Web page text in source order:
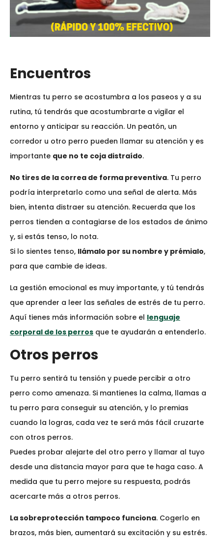
Encuentros
Mientras tu perro se acostumbra a los paseos y a su
rutina, tú tendrás que acostumbrarte a vigilar el
entorno y anticipar su reacción. Un peatón, un
corredor u otro perro pueden llamar su atención y es
importante que no te coja distraído.
No tires de la correa de forma preventiva. Tu perro
podría interpretarlo como una señal de alerta. Más
bien, intenta distraer su atención. Recuerda que los
perros tienden a contagiarse de los estados de ánimo
y, si estás tenso, lo nota.
Si lo sientes tenso, llámalo por su nombre y prémialo,
para que cambie de ideas.
La gestión emocional es muy importante, y tú tendrás
que aprender a leer las señales de estrés de tu perro.
Aquí tienes más información sobre el lenguaje
corporal de los perros que te ayudarán a entenderlo.
Otros perros
Tu perro sentirá tu tensión y puede percibir a otro
perro como amenaza. Si mantienes la calma, llamas a
tu perro para conseguir su atención, y lo premias
cuando la logras, cada vez te será más fácil cruzarte
con otros perros.
Puedes probar alejarte del otro perro y llamar al tuyo
desde una distancia mayor para que te haga caso. A
medida que tu perro mejore su respuesta, podrás
acercarte más a otros perros.
La sobreprotección tampoco funciona. Cogerlo en
brazos, más bien, aumentará su excitación y su estrés.